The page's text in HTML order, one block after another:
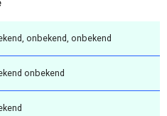
onbekend, onbekend
onbekend